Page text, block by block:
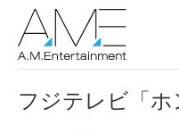
フジテレビ「ホ